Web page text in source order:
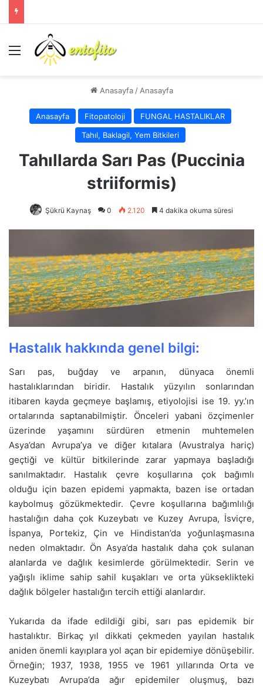
Menü
Anasayfa / Anasayfa
Anasayfa Fitopatoloji
FUNGAL HASTALIKLAR
Tahıl, Baklagil, Yem Bitkileri
Tahıllarda Sarı Pas (Puccinia
striiformis)
Şükrü Kaynaş 0 2.120 4 dakika okuma süresi
Hastalık hakkında genel bilgi:
Sarı pas, buğday ve arpanın, dünyaca önemli
hastalıklarından biridir. Hastalık yüzyılın sonlarından
itibaren kayda geçmeye başlamış, etiyolojisi ise 19. yy.’ın
ortalarında saptanabilmiştir. Önceleri yabani özçimenler
üzerinde yaşamını sürdüren etmenin muhtemelen
Asya’dan Avrupa’ya ve diğer kıtalara (Avustralya hariç)
geçtiği ve kültür bitkilerinde zarar yapmaya başladığı
sanılmaktadır. Hastalık çevre koşullarına çok bağımlı
olduğu için bazen epidemi yapmakta, bazen ise ortadan
kaybolmuş gözükmektedir. Çevre koşullarına bağımlılığı
hastalığın daha çok Kuzeybatı ve Kuzey Avrupa, İsviçre,
İspanya, Portekiz, Çin ve Hindistan’da yoğunlaşmasına
neden olmaktadır. Ön Asya’da hastalık daha çok sulanan
alanlarda ve dağlık kesimlerde görülmektedir. Serin ve
yağışlı iklime sahip sahil kuşakları ve orta yükseklikteki
dağlık bölgeler hastalığın tercih ettiği alanlardır.
Yukarıda da ifade edildiği gibi, sarı pas epidemik bir
hastalıktır. Birkaç yıl dikkati çekmeden yayılan hastalık
aniden önemli kayıplara yol açan bir epidemiye dönüşebilir.
Örneğin; 1937, 1938, 1955 ve 1961 yıllarında Orta ve
Kuzeybatı Avrupa’da ağır epidemiler oluşmuş, bazı